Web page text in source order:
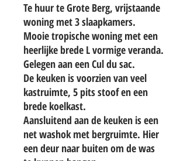
Te huur te Grote Berg, vrijstaande
woning met 3 slaapkamers.
Mooie tropische woning met een
heerlijke brede L vormige veranda.
Gelegen aan een Cul du sac.
De keuken is voorzien van veel
kastruimte, 5 pits stoof en een
brede koelkast.
Aansluitend aan de keuken is een
net washok met bergruimte. Hier
een deur naar buiten om de was